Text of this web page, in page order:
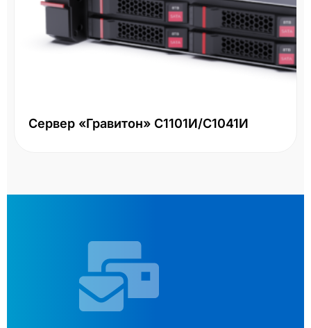
Сервер «Гравитон» С1101И/С1041И